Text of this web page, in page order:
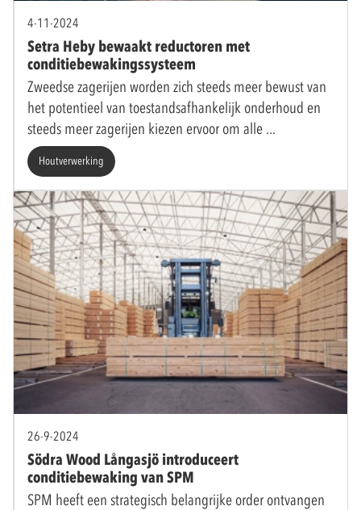
4-11-2024
Setra Heby bewaakt reductoren met
conditiebewakingssysteem
Zweedse zagerijen worden zich steeds meer bewust van
het potentieel van toestandsafhankelijk onderhoud en
steeds meer zagerijen kiezen ervoor om alle
Houtverwerking
26-9-2024
Södra Wood Långasjö introduceert
conditiebewaking van SPM
SPM heeft een strategisch belangrijke order ontvangen